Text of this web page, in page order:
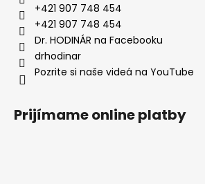
+421 907 748 454
+421 907 748 454
Dr. HODINÁR na Facebooku
drhodinar
Pozrite si naše videá na YouTube
Prijímame online platby